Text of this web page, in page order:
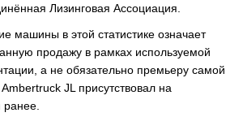
Лизинговая Ассоциация.
машины в этой статистике означает
продажу в рамках используемой
а не обязательно премьеру самой
JL присутствовал на